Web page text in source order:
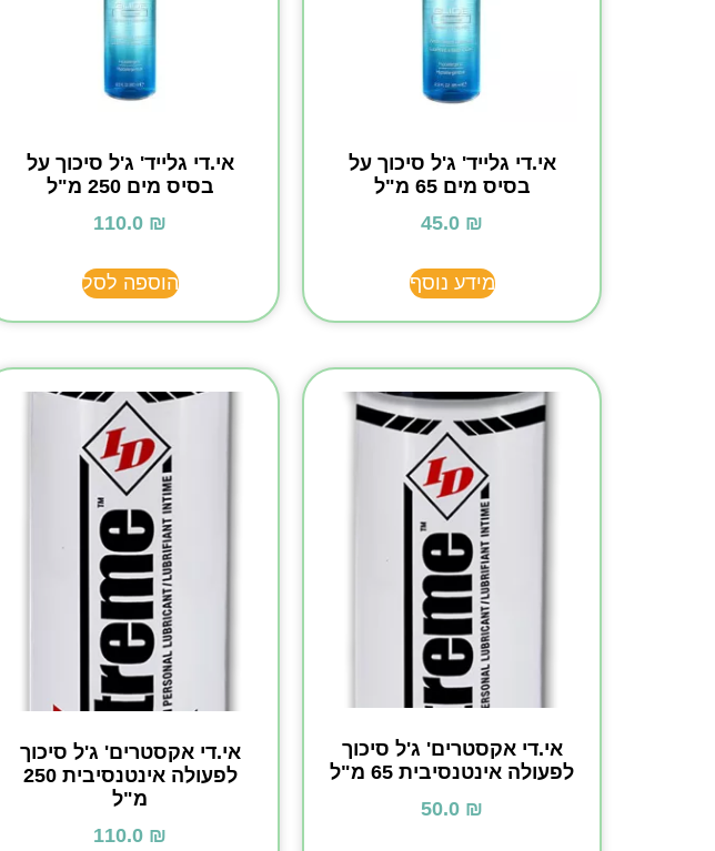
אי.די גלייד' ג'ל סיכוך על
בסיס מים 65 מ"ל
45.0 ₪
מידע נוסף
אי.די גלייד' ג'ל סיכוך על
בסיס מים 250 מ"ל
110.0 ₪
הוספה לסל
אי.די אקסטרים' ג'ל סיכוך
לפעולה אינטנסיבית 65 מ"ל
50.0 ₪
אי.די אקסטרים' ג'ל סיכוך
לפעולה אינטנסיבית 250
מ"ל
110.0 ₪